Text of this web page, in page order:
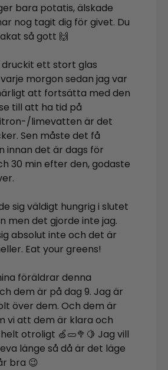
bara potatis, älskade
nog tagit dig för givet. Du
så gott 🙌
ett stort glas
morgon sedan jag var
att fortsätta med den
till att ha tid på
limevatten är det
Sen måste det få
innan det är dags för
30 min efter den, godaste
sig väldigt hungrig i slutet
men det gjorde inte jag.
absolut inte och det är
Eat your greens!
föräldrar denna
dem är på dag 9. Jag är
över dem. Och dem är
vi att dem är klara och
otroligt 🍏🥒🥦🍋 Jag vill
länge så då är det läge
bra 😉